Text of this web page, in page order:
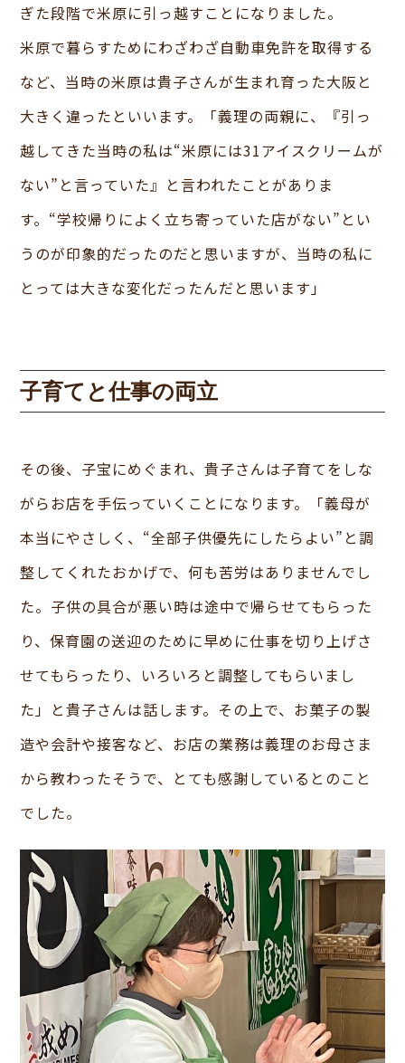
ぎた段階で米原に引っ越すことになりました。
米原で暮らすためにわざわざ自動車免許を取得する
など、当時の米原は貴子さんが生まれ育った大阪と
大きく違ったといいます。「義理の両親に、『引っ
越してきた当時の私は“米原には31アイスクリームが
ない”と言っていた』と言われたことがありま
す。“学校帰りによく立ち寄っていた店がない”とい
うのが印象的だったのだと思いますが、当時の私に
とっては大きな変化だったんだと思います」
子育てと仕事の両立
その後、子宝にめぐまれ、貴子さんは子育てをしな
がらお店を手伝っていくことになります。「義母が
本当にやさしく、“全部子供優先にしたらよい”と調
整してくれたおかげで、何も苦労はありませんでし
た。子供の具合が悪い時は途中で帰らせてもらった
り、保育園の送迎のために早めに仕事を切り上げさ
せてもらったり、いろいろと調整してもらいまし
た」と貴子さんは話します。その上で、お菓子の製
造や会計や接客など、お店の業務は義理のお母さま
から教わったそうで、とても感謝しているとのこと
でした。